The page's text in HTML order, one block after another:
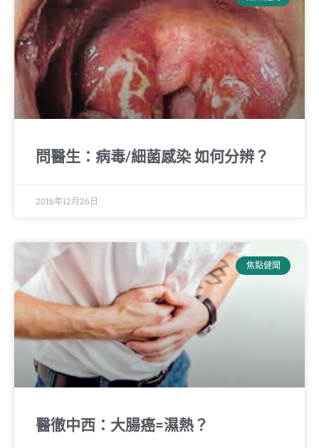
問醫生：病毒/細菌感染 如何分辨？
2016年12月26日
焦點健聞
醫徹中西：大腸癌=濕熱？